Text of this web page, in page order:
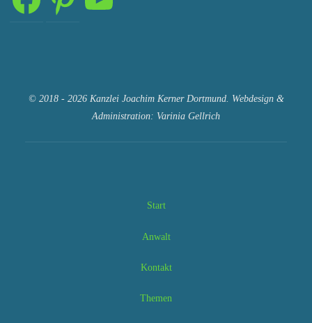
© 2018 - 2026 Kanzlei Joachim Kerner Dortmund. Webdesign &
Administration: Varinia Gellrich
Start
Anwalt
Kontakt
Themen